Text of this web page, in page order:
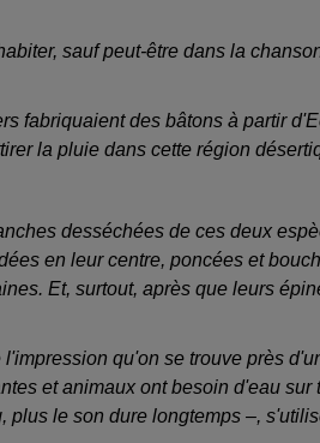
sauf peut-être dans la
fabriquaient des bâtons à partir
la pluie dans cette région
desséchées de ces deux
en leur centre, poncées et
Et, surtout, après que leurs
qu'on se trouve près
et animaux ont besoin d'eau sur
le son dure longtemps –,